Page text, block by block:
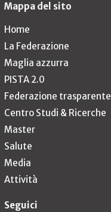
Mappa del sito
Home
La Federazione
Maglia azzurra
PISTA 2.0
Federazione trasparente
Centro Studi & Ricerche
Master
Salute
Media
Attività
Seguici